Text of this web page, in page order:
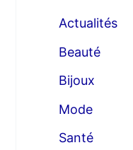
Actualités
Beauté
Bijoux
Mode
Santé